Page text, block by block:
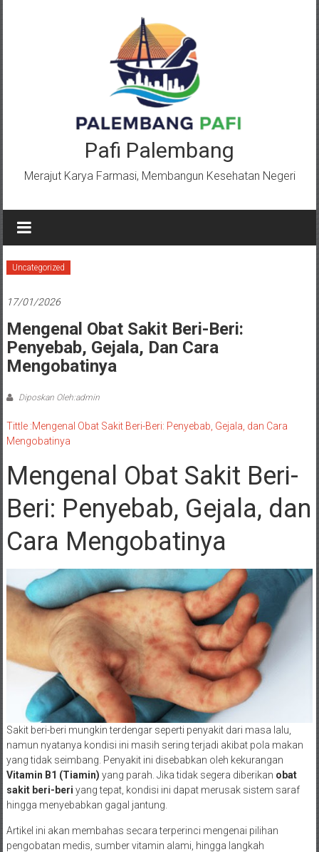
Pafi Palembang
Merajut Karya Farmasi, Membangun Kesehatan Negeri
Uncategorized
17/01/2026
Mengenal Obat Sakit Beri-Beri:
Penyebab, Gejala, Dan Cara
Mengobatinya
Diposkan Oleh:admin
Tittle :Mengenal Obat Sakit Beri-Beri: Penyebab, Gejala, dan Cara
Mengobatinya
Mengenal Obat Sakit Beri-
Beri: Penyebab, Gejala, dan
Cara Mengobatinya
Sakit beri-beri mungkin terdengar seperti penyakit dari masa lalu,
namun nyatanya kondisi ini masih sering terjadi akibat pola makan
yang tidak seimbang. Penyakit ini disebabkan oleh kekurangan
Vitamin B1 (Tiamin) yang parah. Jika tidak segera diberikan obat
sakit beri-beri yang tepat, kondisi ini dapat merusak sistem saraf
hingga menyebabkan gagal jantung.
Artikel ini akan membahas secara terperinci mengenai pilihan
pengobatan medis, sumber vitamin alami, hingga langkah